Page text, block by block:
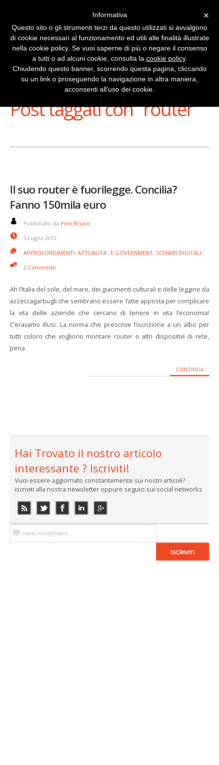
Stai Visualizzando
Post taggati con ‘ router ’
Il suo router è fuorilegge. Concilia?
Fanno 150mila euro
Pubblicato da Pino Bruno
5 Luglio 2012
APPROFONDIMENTI, ATTUALITA', E-GOVERNMENT, SCENARI DIGITALI
2 Commenti
Ah l’Italia del sole, del mare, dei giacimenti culturali e delle leggine da
azzeccagarbugli che sembrano essere fatte apposta per complicare
la vita delle aziende che cercano di tenere in vita l’economia!
C’eravamo illusi. La norma che prescrive l’iscrizione a un albo per
tutti coloro che vogliono montare router o altri dispositivi di rete,
pena
CONTINUA
Hai Trovato il nostro articolo
interessante ? Iscriviti!
Vuoi essere aggiornato constantemente sui nostri articoli?
iscriviti alla nostra newsletter oppure seguici sui social networks
×
Informativa
Questo sito o gli strumenti terzi da questo utilizzati si avvalgono
di cookie necessari al funzionamento ed utili alle finalità illustrate
nella cookie policy. Se vuoi saperne di più o negare il consenso
a tutti o ad alcuni cookie, consulta la cookie policy.
Chiudendo questo banner, scorrendo questa pagina, cliccando
su un link o proseguendo la navigazione in altra maniera,
acconsenti all’uso dei cookie.